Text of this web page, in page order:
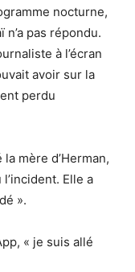
nocturne,
pas répondu.
à l’écran
avoir sur la
perdu
mère d’Herman,
Elle a
».
« je suis allé